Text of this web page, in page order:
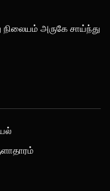
நிலையம் அருகே சாய்ந்து